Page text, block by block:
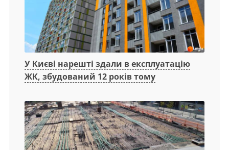
У Києві нарешті здали в експлуатацію
ЖК, збудований 12 років тому